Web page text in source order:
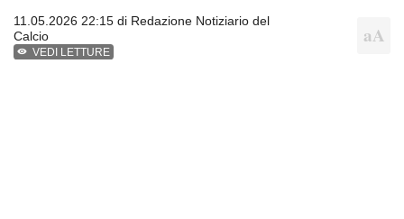
11.05.2026 22:15 di Redazione Notiziario del
Calcio
VEDI LETTURE